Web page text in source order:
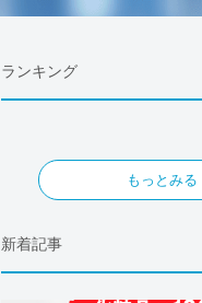
ランキング
もっとみる
新着記事